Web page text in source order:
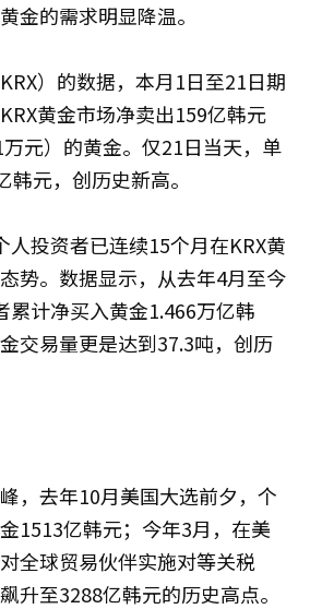
金的需求明显降温。
）的数据，本月1日至21日期
黄金市场净卖出159亿韩元
万元）的黄金。仅21日当天，单
韩元，创历史新高。
人投资者已连续15个月在KRX黄
势。数据显示，从去年4月至今
累计净买入黄金1.466万亿韩
交易量更是达到37.3吨，创历
，去年10月美国大选前夕，个
1513亿韩元；今年3月，在美
全球贸易伙伴实施对等关税
升至3288亿韩元的历史高点。